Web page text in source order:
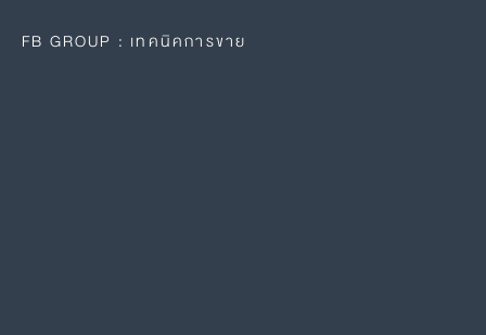
FB GROUP : เทคนิคการขาย